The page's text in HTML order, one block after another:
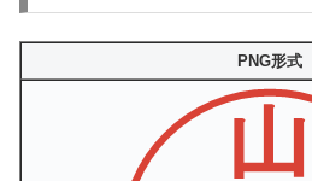
PNG形式